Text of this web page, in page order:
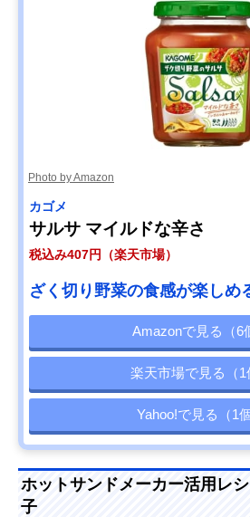
Photo by Amazon
カゴメ
サルサ マイルドな辛さ
税込み407円（楽天市場）
ざく切り野菜の食感が楽しめ
Amazonで見る（6
楽天市場で見る（1
Yahoo!で見る（1個
ホットサンドメーカー活用レ
子